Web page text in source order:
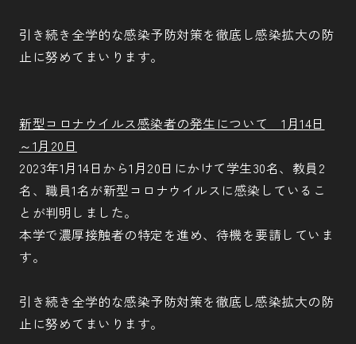
引き続き全学的な感染予防対策を徹底し感染拡大の防
止に努めてまいります。
新型コロナウイルス感染者の発生について 1月14日
～1月20日
2023年1月14日から1月20日にかけて学生30名、教員2
名、職員1名が新型コロナウイルスに感染しているこ
とが判明しました。
本学で濃厚接触者の特定を進め、待機を要請していま
す。
引き続き全学的な感染予防対策を徹底し感染拡大の防
止に努めてまいります。